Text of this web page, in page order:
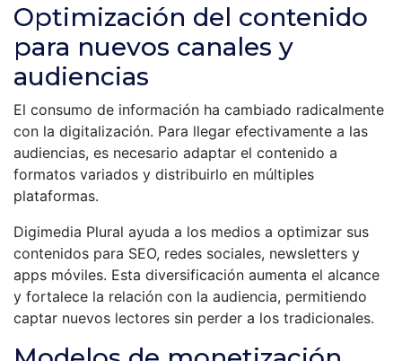
Optimización del contenido
para nuevos canales y
audiencias
El consumo de información ha cambiado radicalmente
con la digitalización. Para llegar efectivamente a las
audiencias, es necesario adaptar el contenido a
formatos variados y distribuirlo en múltiples
plataformas.
Digimedia Plural ayuda a los medios a optimizar sus
contenidos para SEO, redes sociales, newsletters y
apps móviles. Esta diversificación aumenta el alcance
y fortalece la relación con la audiencia, permitiendo
captar nuevos lectores sin perder a los tradicionales.